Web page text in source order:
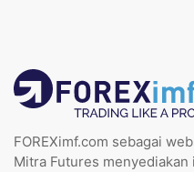
FOREXimf.com sebagai
Mitra Futures